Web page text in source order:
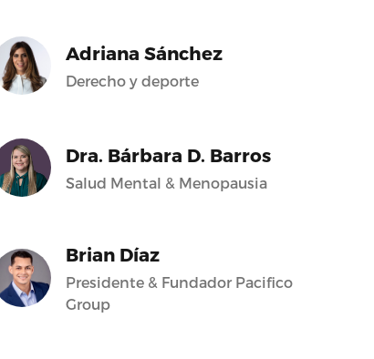
videos/
Adriana Sánchez
Derecho y deporte
Dra. Bárbara D. Barros
Salud Mental & Menopausia
Brian Díaz
Presidente & Fundador Pacifico
Group